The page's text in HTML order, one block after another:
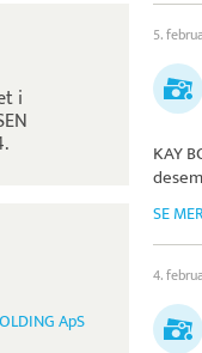
i
ApS
5.
KAY
SE
4.